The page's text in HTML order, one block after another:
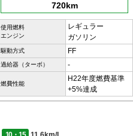
720km
使用燃料
エンジン
レギュラー
ガソリン
駆動方式 FF
過給器（ターボ） -
燃費性能
H22年度燃費基準
+5%達成